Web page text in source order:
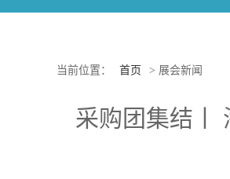
当前位置： 首页 > 展会新闻
采购团集结丨